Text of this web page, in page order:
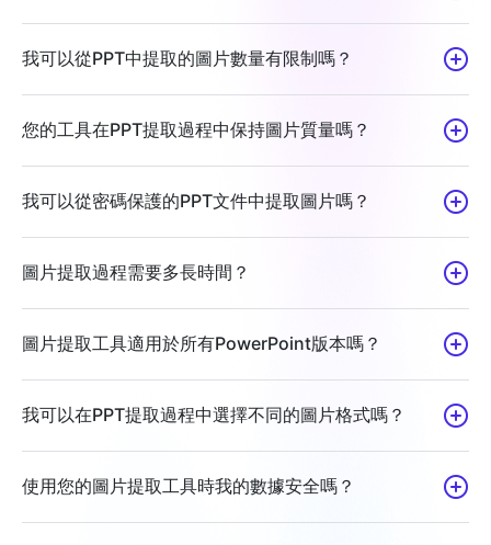
我可以從PPT中提取的圖片數量有限制嗎？
您的工具在PPT提取過程中保持圖片質量嗎？
我可以從密碼保護的PPT文件中提取圖片嗎？
圖片提取過程需要多長時間？
圖片提取工具適用於所有PowerPoint版本嗎？
我可以在PPT提取過程中選擇不同的圖片格式嗎？
使用您的圖片提取工具時我的數據安全嗎？